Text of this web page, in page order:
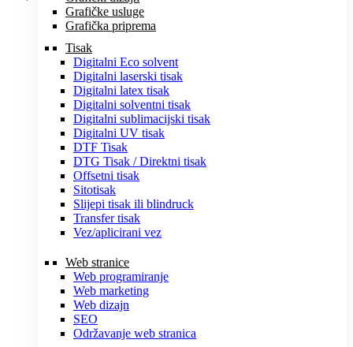
Grafičke usluge
Grafička priprema
Tisak
Digitalni Eco solvent
Digitalni laserski tisak
Digitalni latex tisak
Digitalni solventni tisak
Digitalni sublimacijski tisak
Digitalni UV tisak
DTF Tisak
DTG Tisak / Direktni tisak
Offsetni tisak
Sitotisak
Slijepi tisak ili blindruck
Transfer tisak
Vez/aplicirani vez
Web stranice
Web programiranje
Web marketing
Web dizajn
SEO
Održavanje web stranica